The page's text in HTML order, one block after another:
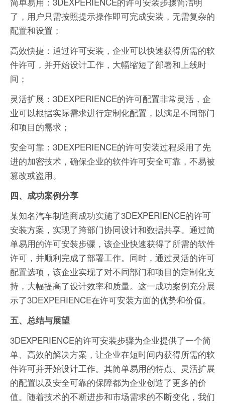
了，用户只需按照提示操作即可完成安装，无需复杂的
配置和设置；
高效快捷：通过许可安装，企业可以快速获得所需的软
件许可，并开始设计工作，大幅缩短了部署和上线时
间；
灵活扩展：3DEXPERIENCE的许可配置非常灵活，企
业可以根据实际需求进行定制化配置，以满足不同部门
和项目的需求；
安全可靠：3DEXPERIENCE的许可安装过程采用了先
进的加密技术，确保企业的软件许可安全可靠，不易被
篡改或盗用。
四、成功案例分享
某知名汽车制造商成功实施了3DEXPERIENCE的许可
安装方案，实现了跨部门协同设计和数据共享。通过简
单易用的许可安装步骤，该企业快速获得了所需的软件
许可，并顺利完成了部署工作。同时，通过灵活的许可
配置选项，该企业实现了对不同部门和项目的定制化支
持，大幅提高了设计效率和质量。这一成功案例充分展
示了3DEXPERIENCE在许可安装方面的优势和价值。
五、总结与展望
3DEXPERIENCE的许可安装步骤为企业提供了一个简
单、高效的解决方案，让企业在短时间内获得所需的软
件许可并开始设计工作。其简单易用的特点、灵活扩展
的配置以及安全可靠的保障都为企业创造了更多的价
值。随着技术的不断进步和市场需求的不断变化，我们